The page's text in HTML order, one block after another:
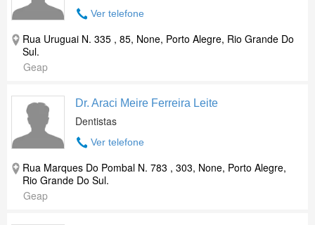
Ver telefone
Rua Uruguai N. 335 , 85, None, Porto Alegre, Rio Grande Do
Sul.
Geap
Dr. Araci Meire Ferreira Leite
Dentistas
Ver telefone
Rua Marques Do Pombal N. 783 , 303, None, Porto Alegre,
Rio Grande Do Sul.
Geap